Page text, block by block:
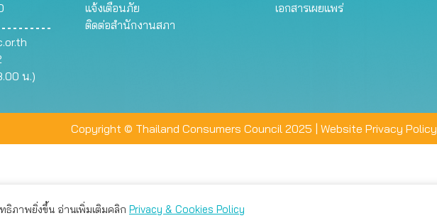
น.)
แจ้งเตือนภัย
ติดต่อสำนักงานสภา
เอกสารเผยแพร่
Copyright © Thailand Consumers Council 2025 | Website Privacy Policy
ธิภาพยิ่งขึ้น อ่านเพิ่มเติมคลิก Privacy & Cookies Policy
ใช้งานที่ดีให้แก่ท่าน คุณสามารถเลือกตั้งค่าความเป็นส่วนตัวได้